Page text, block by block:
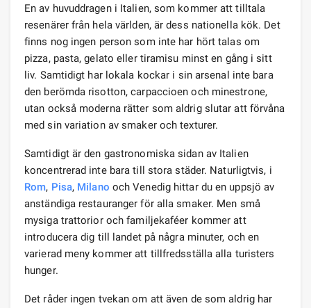
En av huvuddragen i Italien, som kommer att tilltala
resenärer från hela världen, är dess nationella kök. Det
finns nog ingen person som inte har hört talas om
pizza, pasta, gelato eller tiramisu minst en gång i sitt
liv. Samtidigt har lokala kockar i sin arsenal inte bara
den berömda risotton, carpaccioen och minestrone,
utan också moderna rätter som aldrig slutar att förvåna
med sin variation av smaker och texturer.
Samtidigt är den gastronomiska sidan av Italien
koncentrerad inte bara till stora städer. Naturligtvis, i
Rom, Pisa, Milano och Venedig hittar du en uppsjö av
anständiga restauranger för alla smaker. Men små
mysiga trattorior och familjekaféer kommer att
introducera dig till landet på några minuter, och en
varierad meny kommer att tillfredsställa alla turisters
hunger.
Det råder ingen tvekan om att även de som aldrig har